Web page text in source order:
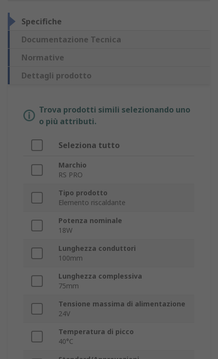
Specifiche
Documentazione Tecnica
Normative
Dettagli prodotto
Trova prodotti simili selezionando uno
o più attributi.
Seleziona tutto
Marchio
RS PRO
Tipo prodotto
Elemento riscaldante
Potenza nominale
18W
Lunghezza conduttori
100mm
Lunghezza complessiva
75mm
Tensione massima di alimentazione
24V
Temperatura di picco
40°C